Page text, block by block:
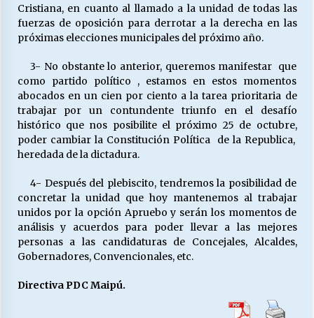
Releyendo la Rerum Novarum a 135 años. “La
cuestión social hoy”.
16/05/2026
S.O.S. a los ricos, Save Our Souls (Salvar
Nuestras Almas)
30/04/2026
¿Asesores con doble sueldo?
18/04/2026
Chile y sus segmentos de la riqueza
06/04/2026
Cristiana, en cuanto al llamado a la unidad de todas las
fuerzas de oposición para derrotar a la derecha en las
próximas elecciones municipales del próximo año.
3- No obstante lo anterior, queremos manifestar que
como partido político , estamos en estos momentos
abocados en un cien por ciento a la tarea prioritaria de
trabajar por un contundente triunfo en el desafío
histórico que nos posibilite el próximo 25 de octubre,
poder cambiar la Constitución Política de la Republica,
heredada de la dictadura.
4- Después del plebiscito, tendremos la posibilidad de
concretar la unidad que hoy mantenemos al trabajar
unidos por la opción Apruebo y serán los momentos de
análisis y acuerdos para poder llevar a las mejores
personas a las candidaturas de Concejales, Alcaldes,
Gobernadores, Convencionales, etc.
Directiva PDC Maipú.